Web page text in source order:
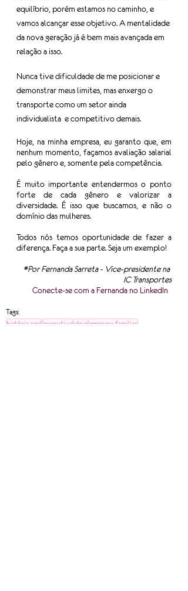
equilíbrio, porém estamos no caminho, e
vamos alcançar esse objetivo. A mentalidade
da nova geração já é bem mais avançada em
relação a isso.
Nunca tive dificuldade de me posicionar e
demonstrar meus limites, mas enxergo o
transporte como um setor ainda
individualista  e competitivo demais.
Hoje, na minha empresa, eu garanto que, em
nenhum momento, façamos avaliação salarial
pelo gênero e, somente pela competência.
É muito importante entendermos o ponto
forte de cada gênero e valorizar a
diversidade. É isso que buscamos, e não o
domínio das mulheres.
Todos nós temos oportunidade de fazer a
diferença. Faça a sua parte. Seja um exemplo!
*Por Fernanda Sarreta - Vice-presidente na
IC Transportes
Conecte-se com a Fernanda no LinkedIn
Tags:
história real executivasérieempresa familiar